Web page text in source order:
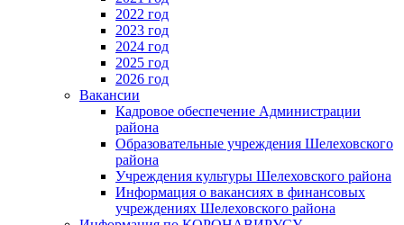
2022 год
2023 год
2024 год
2025 год
2026 год
Вакансии
Кадровое обеспечение Администрации
района
Образовательные учреждения Шелеховского
района
Учреждения культуры Шелеховского района
Информация о вакансиях в финансовых
учреждениях Шелеховского района